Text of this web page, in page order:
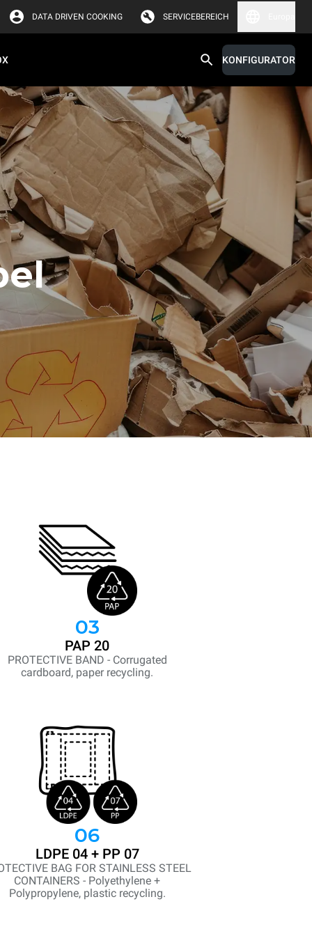
DATA DRIVEN COOKING SERVICEBEREICH
KONFIGURATOR
03
PAP 20
PROTECTIVE BAND - Corrugated
cardboard, paper recycling.
06
LDPE 04 + PP 07
BAG FOR STAINLESS STEEL
CONTAINERS - Polyethylene +
Polypropylene, plastic recycling.